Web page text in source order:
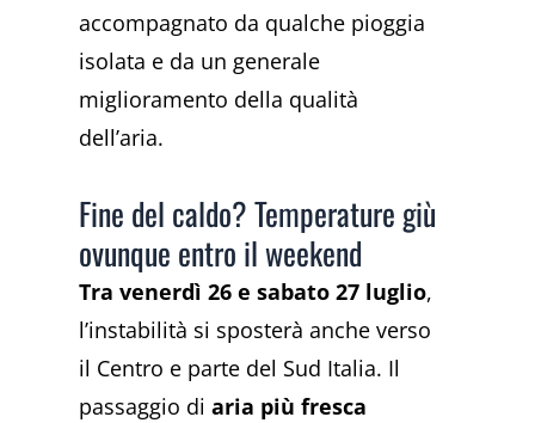
accompagnato da qualche pioggia
isolata e da un generale
miglioramento della qualità
dell’aria.
Fine del caldo? Temperature giù
ovunque entro il weekend
Tra venerdì 26 e sabato 27 luglio,
l’instabilità si sposterà anche verso
il Centro e parte del Sud Italia. Il
passaggio diaria più fresca